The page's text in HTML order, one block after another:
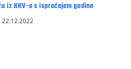
iz KKV-a s ispraćajem godine
22.12.2022